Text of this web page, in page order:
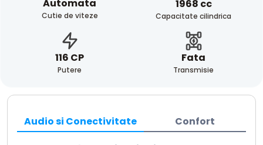
Automata
Cutie de viteze
1968 cc
Capacitate cilindrica
116 CP
Putere
Fata
Transmisie
Audio si Conectivitate Confort